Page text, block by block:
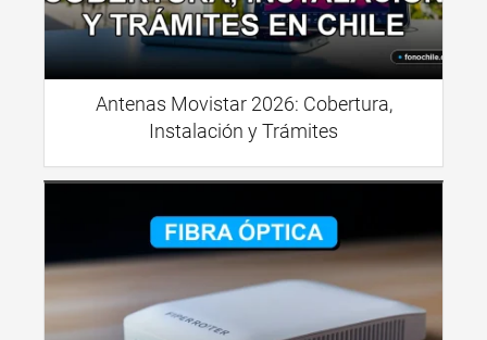
Antenas Movistar 2026: Cobertura,
Instalación y Trámites